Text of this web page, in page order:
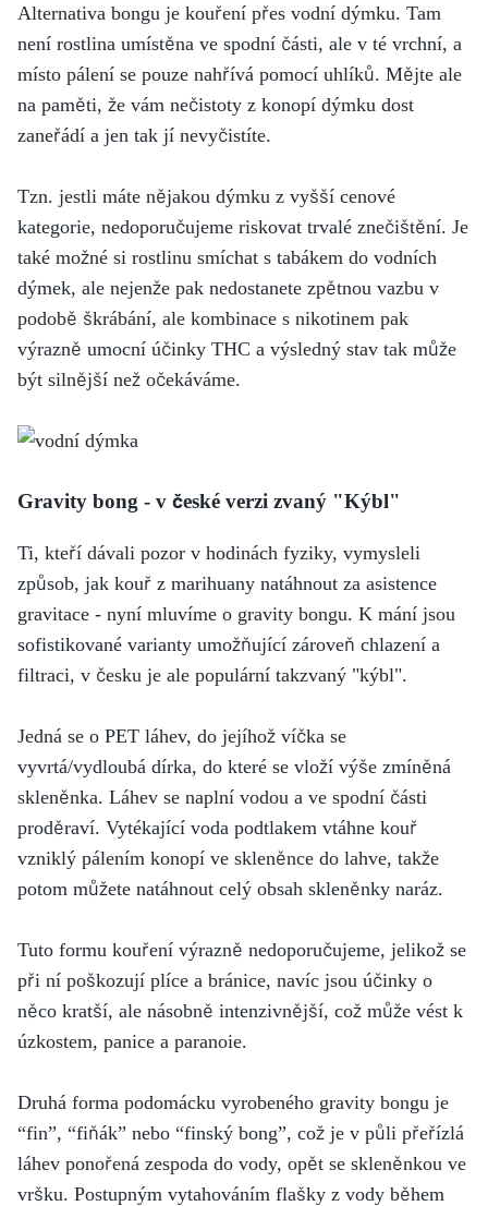
Alternativa bongu je kouření přes vodní dýmku. Tam
není rostlina umístěna ve spodní části, ale v té vrchní, a
místo pálení se pouze nahřívá pomocí uhlíků. Mějte ale
na paměti, že vám nečistoty z konopí dýmku dost
zaneřádí a jen tak jí nevyčistíte.
Tzn. jestli máte nějakou dýmku z vyšší cenové
kategorie, nedoporučujeme riskovat trvalé znečištění. Je
také možné si rostlinu smíchat s tabákem do vodních
dýmek, ale nejenže pak nedostanete zpětnou vazbu v
podobě škrábání, ale kombinace s nikotinem pak
výrazně umocní účinky THC a výsledný stav tak může
být silnější než očekáváme.
Gravity bong - v české verzi zvaný "Kýbl"
Ti, kteří dávali pozor v hodinách fyziky, vymysleli
způsob, jak kouř z marihuany natáhnout za asistence
gravitace - nyní mluvíme o gravity bongu. K mání jsou
sofistikované varianty umožňující zároveň chlazení a
filtraci, v česku je ale populární takzvaný "kýbl".
Jedná se o PET láhev, do jejíhož víčka se
vyvrtá/vydloubá dírka, do které se vloží výše zmíněná
skleněnka. Láhev se naplní vodou a ve spodní části
proděraví. Vytékající voda podtlakem vtáhne kouř
vzniklý pálením konopí ve skleněnce do lahve, takže
potom můžete natáhnout celý obsah skleněnky naráz.
Tuto formu kouření výrazně nedoporučujeme, jelikož se
při ní poškozují plíce a bránice, navíc jsou účinky o
něco kratší, ale násobně intenzivnější, což může vést k
úzkostem, panice a paranoie.
Druhá forma podomácku vyrobeného gravity bongu je
“fin”, “fiňák” nebo “finský bong”, což je v půli přeřízlá
láhev ponořená zespoda do vody, opět se skleněnkou ve
vršku. Postupným vytahováním flašky z vody během